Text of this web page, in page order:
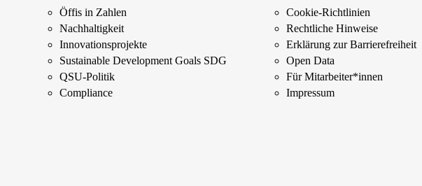
Öffis in Zahlen
Nachhaltigkeit
Innovations­projekte
Sustainable Development Goals SDG
QSU-Politik
Compliance
Cookie-Richtlinien
Rechtliche Hinweise
Erklärung zur Barrierefreiheit
Open Data
Für Mitarbeiter­*innen
Impressum